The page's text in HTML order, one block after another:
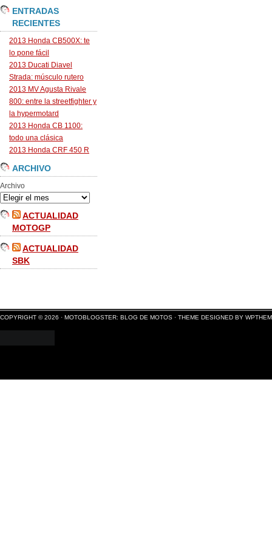
ENTRADAS
RECIENTES
2013 Honda CB500X: te
lo pone fácil
2013 Ducati Diavel
Strada: músculo rutero
2013 MV Agusta Rivale
800: entre la streetfighter y
la hypermotard
2013 Honda CB 1100:
todo una clásica
2013 Honda CRF 450 R
ARCHIVO
Archivo
ACTUALIDAD
MOTOGP
ACTUALIDAD
SBK
COPYRIGHT © 2026 · MOTOBLOGSTER: BLOG DE MOTOS · THEME DESIGNED BY